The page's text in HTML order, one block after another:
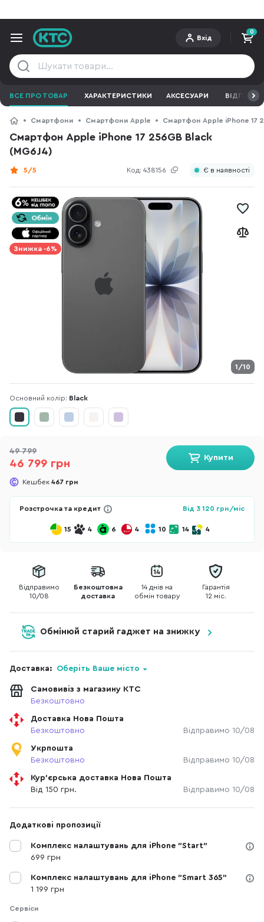
Вхід
0
ВСЕ ПРО ТОВАР ХАРАКТЕРИСТИКИ АКСЕСУАРИ ВІДГУКИ
Смартфони Смартфони Apple Смартфон Apple iPhone 17
Смартфон Apple iPhone 17 256GB Black
(MG6J4)
Код: 438156
5/5 Є в наявності
1/10
Знижка -6%
Основний колір: Black
49 799
46 799 грн
Кешбек 467 грн
Купити
Розстрочка та кредит Від 3 120 грн/міс
15 4 6 4 10 14 4
Відправимо
10/08
Безкоштовна
доставка
14 днів на
обмін товару
Гарантія
12 міс.
Обмінюй старий гаджет на знижку
Доставка: Оберіть Ваше місто
Самовивіз з магазину КТС
Безкоштовно
Доставка Нова Пошта
Безкоштовно
Відправимо 10/08
Укрпошта
Безкоштовно
Відправимо 10/08
Кур'єрська доставка Нова Пошта
Від 150 грн.
Відправимо 10/08
Додаткові пропозиції
Комплекс налаштувань для iPhone "Start"
699 грн
Комплекс налаштувань для iPhone "Smart 365"
1 199 грн
Сервіси